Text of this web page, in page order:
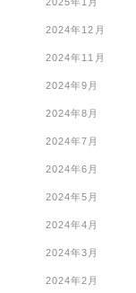
2024年12月
2024年11月
2024年9月
2024年8月
2024年7月
2024年6月
2024年5月
2024年4月
2024年3月
2024年2月